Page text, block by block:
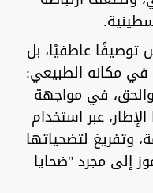
عاطفيًا، بل
في مكانه الطبيعي:
والحق، في مواجهة
عبر استخدام
وتفريغ لتضحياتها
إلى مجرد "ضحايا